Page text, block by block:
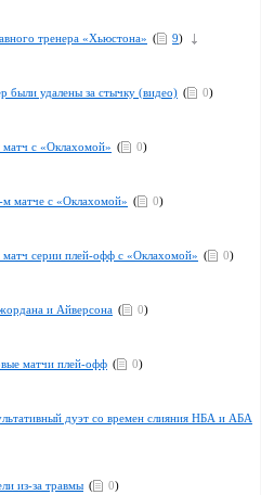
тренера «Хьюстона» ( 9)
удалены за стычку (видео) ( 0)
матч с «Оклахомой» ( 0)
м матче с «Оклахомой» ( 0)
матч серии плей-офф с «Оклахомой» ( 0)
и Айверсона ( 0)
матчи плей-офф ( 0)
дуэт со времен слияния НБА и АБА
из-за травмы ( 0)